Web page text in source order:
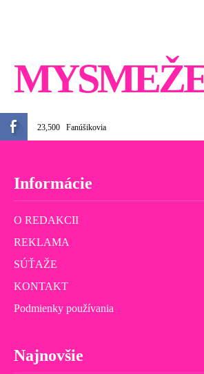
23,500 Fanúšikovia
Informácie
O REDAKCII
REKLAMA
SÚŤAŽE
KONTAKT
Podmienky používania
Najnovšie